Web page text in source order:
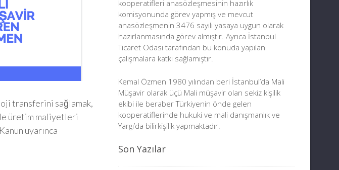
transferini sağlamak,
üretim maliyetleri
uyarınca
kooperatifleri anasözleşmesinin hazırlık
komisyonunda görev yapmış ve mevcut
anasözleşmenin 3476 sayılı yasaya uygun olarak
hazırlanmasında görev almıştır. Ayrıca İstanbul
Ticaret Odası tarafından bu konuda yapılan
çalışmalara katkı sağlamıştır.
Kemal Özmen 1980 yılından beri İstanbul’da Mali
Müşavir olarak üçü Mali müşavir olan sekiz kişilik
ekibi ile beraber Türkiyenin önde gelen
kooperatiflerinde hukuki ve mali danışmanlık ve
Yargı’da bilirkişilik yapmaktadır.
Son Yazılar